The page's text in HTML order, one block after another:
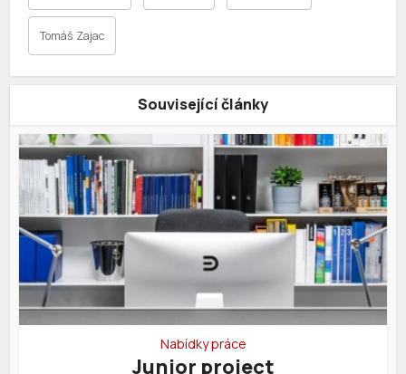
Tomáš Zajac
Související články
Nabídky práce
Junior project